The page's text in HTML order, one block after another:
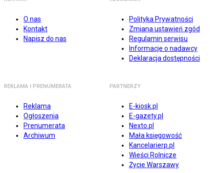
O nas
Kontakt
Napisz do nas
Polityka Prywatności
Zmiana ustawień zgód
Regulamin serwisu
Informacje o nadawcy
Deklaracja dostępności
REKLAMA I PRENUMERATA
Reklama
Ogłoszenia
Prenumerata
Archiwum
PARTNERZY
E-kiosk.pl
E-gazety.pl
Nexto.pl
Mała księgowość
Kancelarierp.pl
Wieści Rolnicze
Życie Warszawy